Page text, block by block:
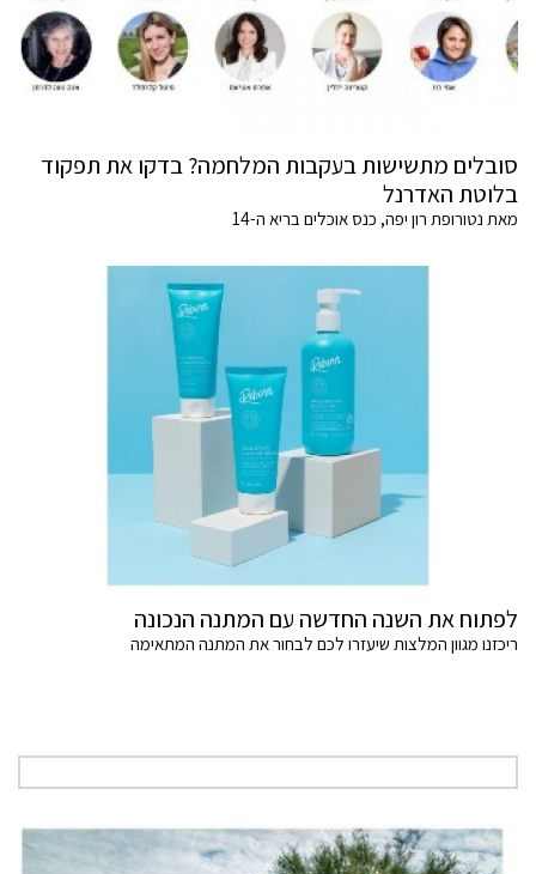
סובלים מתשישות בעקבות המלחמה? בדקו את תפקוד
בלוטת האדרנל
מאת נטורופת רון יפה, כנס אוכלים בריא ה-14
לפתוח את השנה החדשה עם המתנה הנכונה
ריכזנו מגוון המלצות שיעזרו לכם לבחור את המתנה המתאימה